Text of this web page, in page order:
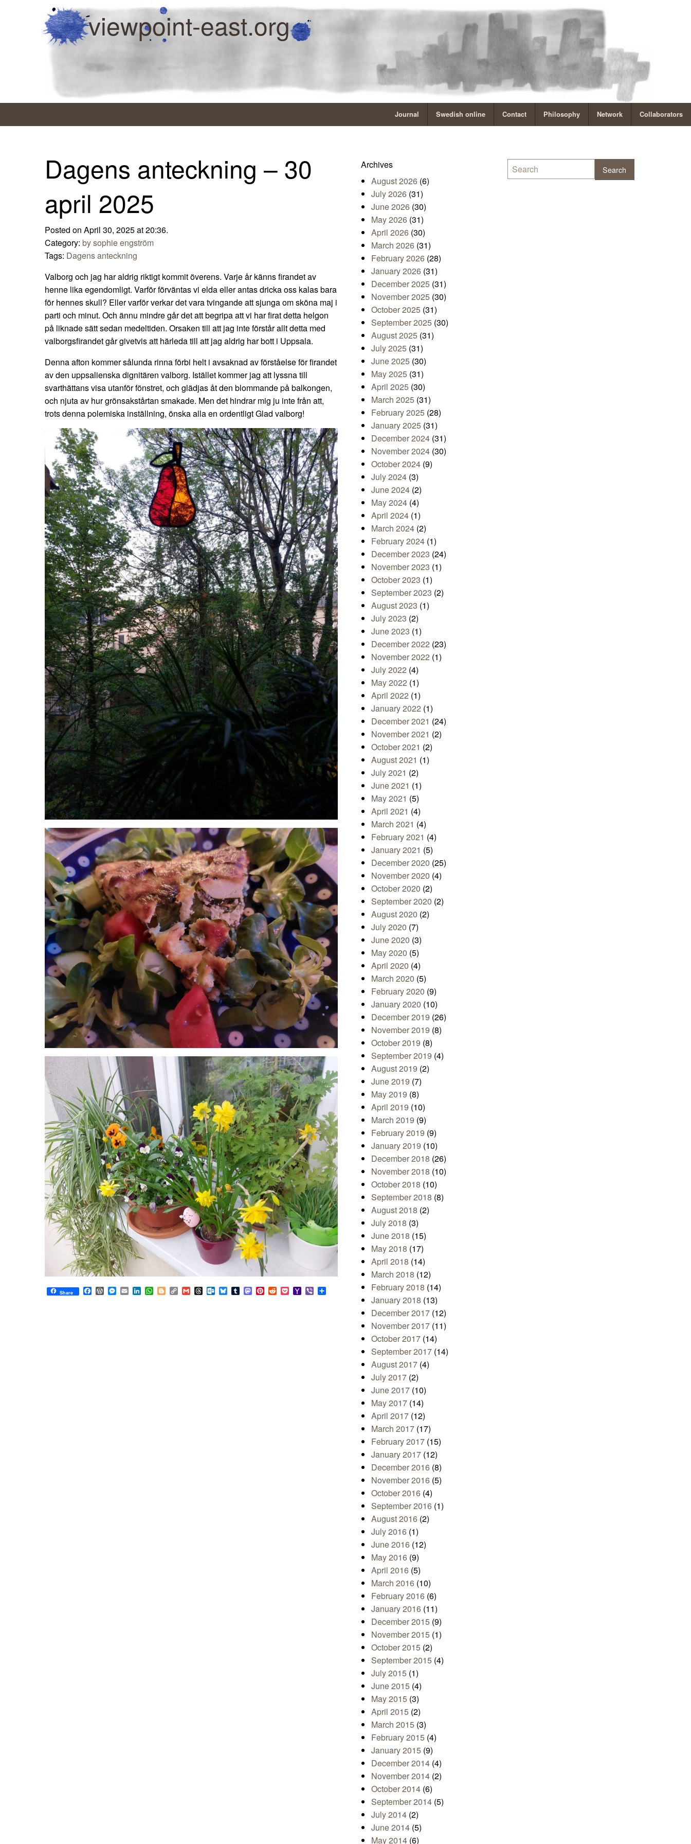
viewpoint-east.org
Journal Swedish online Contact Philosophy Network Collaborators
Dagens anteckning – 30
april 2025
Posted on April 30, 2025 at 20:36.
Category: by sophie engström
Tags: Dagens anteckning
Valborg och jag har aldrig riktigt kommit överens. Varje år känns firandet av
henne lika egendomligt. Varför förväntas vi elda eller antas dricka oss kalas bara
för hennes skull? Eller varför verkar det vara tvingande att sjunga om sköna maj i
parti och minut. Och ännu mindre går det att begripa att vi har firat detta helgon
på liknade sätt sedan medeltiden. Orsaken till att jag inte förstår allt detta med
valborgsfirandet går givetvis att härleda till att jag aldrig har bott i Uppsala.
Denna afton kommer sålunda rinna förbi helt i avsaknad av förståelse för firandet
av den uppsalienska dignitären valborg. Istället kommer jag att lyssna till
svarthättans visa utanför fönstret, och glädjas åt den blommande på balkongen,
och njuta av hur grönsakstårtan smakade. Men det hindrar mig ju inte från att,
trots denna polemiska inställning, önska alla en ordentligt Glad valborg!
Share Facebook
WordPress
Messenger
EmailLinkedIn
WhatsApp
BloggerCopy
Link
GmailThreadsOutlook.com
Bluesky
TumblrMastodon
Pinterest
RedditPocketYahoo
Mail
Viber
Archives
August 2026 (6)
July 2026 (31)
June 2026 (30)
May 2026 (31)
April 2026 (30)
March 2026 (31)
February 2026 (28)
January 2026 (31)
December 2025 (31)
November 2025 (30)
October 2025 (31)
September 2025 (30)
August 2025 (31)
July 2025 (31)
June 2025 (30)
May 2025 (31)
April 2025 (30)
March 2025 (31)
February 2025 (28)
January 2025 (31)
December 2024 (31)
November 2024 (30)
October 2024 (9)
July 2024 (3)
June 2024 (2)
May 2024 (4)
April 2024 (1)
March 2024 (2)
February 2024 (1)
December 2023 (24)
November 2023 (1)
October 2023 (1)
September 2023 (2)
August 2023 (1)
July 2023 (2)
June 2023 (1)
December 2022 (23)
November 2022 (1)
July 2022 (4)
May 2022 (1)
April 2022 (1)
January 2022 (1)
December 2021 (24)
November 2021 (2)
October 2021 (2)
August 2021 (1)
July 2021 (2)
June 2021 (1)
May 2021 (5)
April 2021 (4)
March 2021 (4)
February 2021 (4)
January 2021 (5)
December 2020 (25)
November 2020 (4)
October 2020 (2)
September 2020 (2)
August 2020 (2)
July 2020 (7)
June 2020 (3)
May 2020 (5)
April 2020 (4)
March 2020 (5)
February 2020 (9)
January 2020 (10)
December 2019 (26)
November 2019 (8)
October 2019 (8)
September 2019 (4)
August 2019 (2)
June 2019 (7)
May 2019 (8)
April 2019 (10)
March 2019 (9)
February 2019 (9)
January 2019 (10)
December 2018 (26)
November 2018 (10)
October 2018 (10)
September 2018 (8)
August 2018 (2)
July 2018 (3)
June 2018 (15)
May 2018 (17)
April 2018 (14)
March 2018 (12)
February 2018 (14)
January 2018 (13)
December 2017 (12)
November 2017 (11)
October 2017 (14)
September 2017 (14)
August 2017 (4)
July 2017 (2)
June 2017 (10)
May 2017 (14)
April 2017 (12)
March 2017 (17)
February 2017 (15)
January 2017 (12)
December 2016 (8)
November 2016 (5)
October 2016 (4)
September 2016 (1)
August 2016 (2)
July 2016 (1)
June 2016 (12)
May 2016 (9)
April 2016 (5)
March 2016 (10)
February 2016 (6)
January 2016 (11)
December 2015 (9)
November 2015 (1)
October 2015 (2)
September 2015 (4)
July 2015 (1)
June 2015 (4)
May 2015 (3)
April 2015 (2)
March 2015 (3)
February 2015 (4)
January 2015 (9)
December 2014 (4)
November 2014 (2)
October 2014 (6)
September 2014 (5)
July 2014 (2)
June 2014 (5)
May 2014 (6)